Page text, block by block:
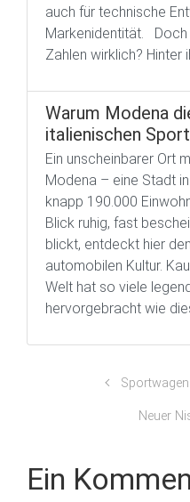
auch für technische
Markenidentität.
Zahlen wirklich? Hinter
Warum Modena
italienischen
Ein unscheinbarer Ort
Modena – eine Stadt
knapp 190.000
Blick ruhig, fast
blickt, entdeckt hier
automobilen Kultur.
Welt hat so viele
hervorgebracht wie
Neuer
Ein